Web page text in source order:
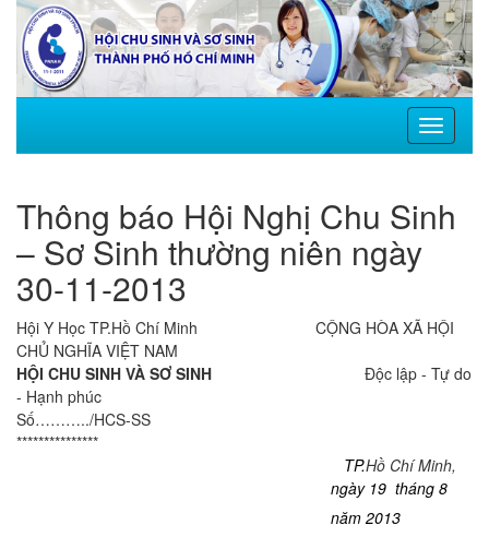
Toggle
Thông báo Hội Nghị Chu Sinh
– Sơ Sinh thường niên ngày
30-11-2013
Hội Y Học TP.Hồ Chí Minh
CỘNG HÒA XÃ HỘI
CHỦ NGHĨA VIỆT NAM
HỘI CHU SINH VÀ SƠ SINH
Độc lập - Tự do
- Hạnh phúc
Số………../HCS-SS
***************
TP.Hồ Chí Minh,
ngày 19 tháng 8
năm 2013